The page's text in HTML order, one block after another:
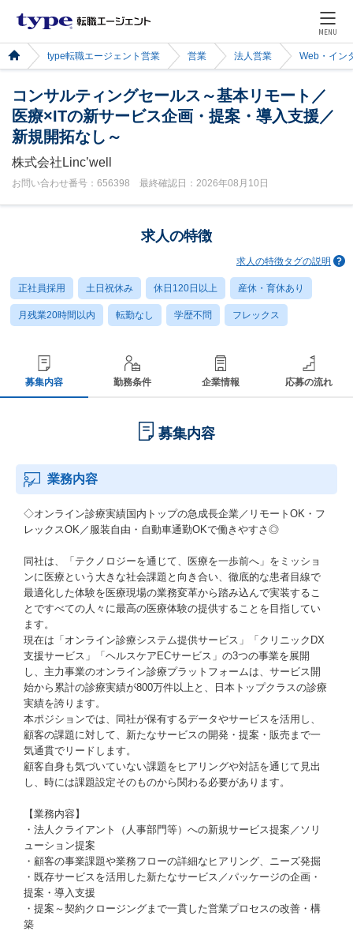
MENU
type転職エージェント営業 営業 法人営業 Web・イン
コンサルティングセールス～基本リモート／
医療×ITの新サービス企画・提案・導入支援／
新規開拓なし～
株式会社Linc’well
お問い合わせ番号：656398 最終確認日：2026年08月10日
求人の特徴
求人の特徴タグの説明
正社員採用 土日祝休み 休日120日以上 産休・育休あり
月残業20時間以内 転勤なし 学歴不問 フレックス
募集内容 勤務条件 企業情報 応募の流れ
募集内容
業務内容
◇オンライン診療実績国内トップの急成長企業／リモートOK・フ
レックスOK／服装自由・自動車通勤OKで働きやすさ◎
同社は、「テクノロジーを通じて、医療を一歩前へ」をミッショ
ンに医療という大きな社会課題と向き合い、徹底的な患者目線で
最適化した体験を医療現場の業務変革から踏み込んで実装するこ
とですべての人々に最高の医療体験の提供することを目指してい
ます。
現在は「オンライン診療システム提供サービス」「クリニックDX
支援サービス」「ヘルスケアECサービス」の3つの事業を展開
し、主力事業のオンライン診療プラットフォームは、サービス開
始から累計の診療実績が800万件以上と、日本トップクラスの診療
実績を誇ります。
本ポジションでは、同社が保有するデータやサービスを活用し、
顧客の課題に対して、新たなサービスの開発・提案・販売まで一
気通貫でリードします。
顧客自身も気づいていない課題をヒアリングや対話を通じて見出
し、時には課題設定そのものから関わる必要があります。
【業務内容】
・法人クライアント（人事部門等）への新規サービス提案／ソリ
ューション提案
・顧客の事業課題や業務フローの詳細なヒアリング、ニーズ発掘
・既存サービスを活用した新たなサービス／パッケージの企画・
提案・導入支援
・提案～契約クロージングまで一貫した営業プロセスの改善・構
築